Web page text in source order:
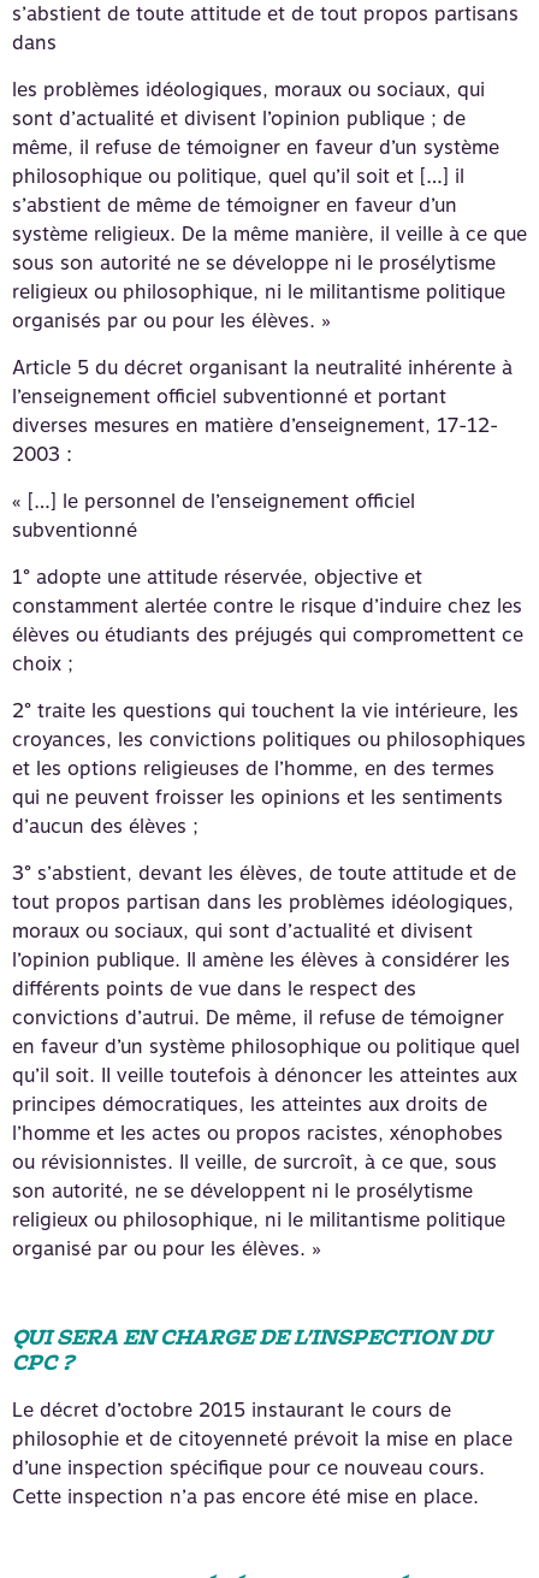
s’abstient de toute attitude et de tout propos partisans
dans
les problèmes idéologiques, moraux ou sociaux, qui
sont d’actualité et divisent l’opinion publique ; de
même, il refuse de témoigner en faveur d’un système
philosophique ou politique, quel qu’il soit et […] il
s’abstient de même de témoigner en faveur d’un
système religieux. De la même manière, il veille à ce que
sous son autorité ne se développe ni le prosélytisme
religieux ou philosophique, ni le militantisme politique
organisés par ou pour les élèves. »
Article 5 du décret organisant la neutralité inhérente à
l’enseignement officiel subventionné et portant
diverses mesures en matière d’enseignement, 17-12-
2003 :
« […] le personnel de l’enseignement officiel
subventionné
1° adopte une attitude réservée, objective et
constamment alertée contre le risque d’induire chez les
élèves ou étudiants des préjugés qui compromettent ce
choix ;
2° traite les questions qui touchent la vie intérieure, les
croyances, les convictions politiques ou philosophiques
et les options religieuses de l’homme, en des termes
qui ne peuvent froisser les opinions et les sentiments
d’aucun des élèves ;
3° s’abstient, devant les élèves, de toute attitude et de
tout propos partisan dans les problèmes idéologiques,
moraux ou sociaux, qui sont d’actualité et divisent
l’opinion publique. Il amène les élèves à considérer les
différents points de vue dans le respect des
convictions d’autrui. De même, il refuse de témoigner
en faveur d’un système philosophique ou politique quel
qu’il soit. II veille toutefois à dénoncer les atteintes aux
principes démocratiques, les atteintes aux droits de
l’homme et les actes ou propos racistes, xénophobes
ou révisionnistes. Il veille, de surcroît, à ce que, sous
son autorité, ne se développent ni le prosélytisme
religieux ou philosophique, ni le militantisme politique
organisé par ou pour les élèves. »
QUI SERA EN CHARGE DE L’INSPECTION DU
CPC ?
Le décret d’octobre 2015 instaurant le cours de
philosophie et de citoyenneté prévoit la mise en place
d’une inspection spécifique pour ce nouveau cours.
Cette inspection n’a pas encore été mise en place.